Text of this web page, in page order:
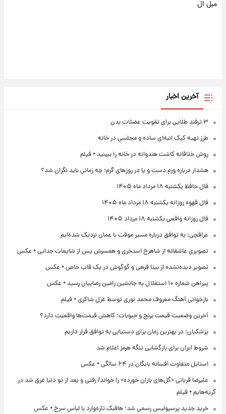
مبل ال
آخرین اخبار
۳ ترفند طلایی برای تقویت عضلات بدن
طرز تهیه کیک انبه‌ای ساده و مجلسی در خانه
روش خلاقانه کاشت هندوانه در خانه را ببینید + فیلم
هشدار درباره ورم دست و پا در روزهای گرم؛ چه زمانی باید نگران شد؟
فال حافظ یکشنبه ۱۸ مرداد ماه ۱۴۰۵
فال قهوه روزانه یکشنبه ۱۸ مرداد ماه ۱۴۰۵
فال روزانه واقعی یکشنبه ۱۸ مرداد ۱۴۰۵
عراقچی: به توافق درباره مسیر موقت با عمان نزدیک شده‌ایم
تصویری عاشقانه از شاهرخ استخری و همسرش پس از شایعات جدایی + عکس
تصویر دیده‌نشده از بیتا فرهی و گوگوش در یک قاب خاص + عکس
پیراهن شماره ۱۰ استقلال به جانشین رامین رضاییان رسید + عکس
بازخوانی آهنگ معروف محمد نوری توسط غزل شاکری + فیلم
آخرین وضعیت قیمت برنج و حبوبات؛ کاهش قیمت‌ها واقعیت دارد؟
پزشکیان: در بهترین زمان برای دستیابی به توافق قرار داریم
شروط ایران برای بازگشایی تنگه هرمز اعلام شد
استایل متفاوت افسانه بایگان در ۶۴ سالگی + عکس
علیرضا قربانی «گل‌های باران خورده» را خواند/ رفتی و بعد از تو دنیا غرق شد در
گریه‌هایم + فیلم
خرید جدید پرسپولیس رسمی شد؛ هافبک تازه‌وارد با لباس سرخ + عکس